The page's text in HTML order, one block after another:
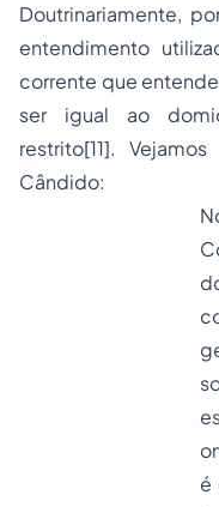
Doutrinariamente,
entendimento
corrente que
ser igual ao
restrito[11].
Cândido:
é